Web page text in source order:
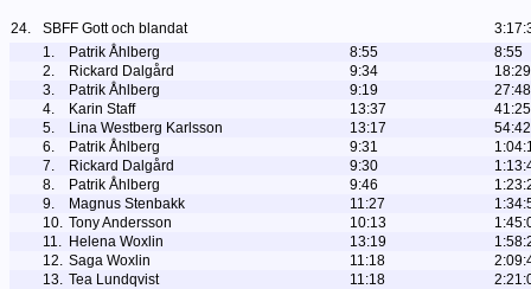
24. SBFF Gott och blandat
1.
Patrik Åhlberg 8:55
8:55
2.
Rickard Dalgård 9:34
18:29
3.
Patrik Åhlberg 9:19
27:48
4.
Karin Staff 13:37
41:25
5.
Lina Westberg Karlsson 13:17
54:42
6.
Patrik Åhlberg 9:31
7.
Rickard Dalgård 9:30
8.
Patrik Åhlberg 9:46
9.
Magnus Stenbakk 11:27
10. Tony Andersson 10:13
11. Helena Woxlin 13:19
12. Saga Woxlin 11:18
13. Tea Lundqvist 11:18